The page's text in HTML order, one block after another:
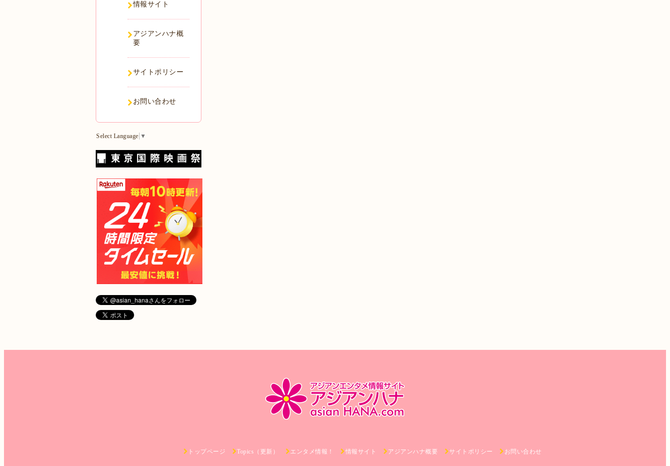
情報サイト
アジアンハナ概
要
サイトポリシー
お問い合わせ
Select Language ▼
トップページ Topics（更新） エンタメ情報！ 情報サイト アジアンハナ概要 サイトポリシー お問い合わせ